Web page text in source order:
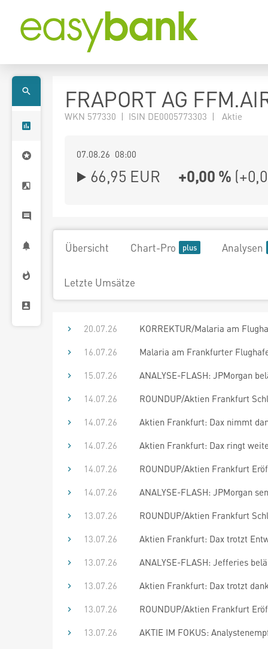
FRAPORT AG
WKN 577330 | ISIN DE0005773303 | Aktie
07.08.26 08:00
66,95 EUR +0,00 % (
Übersicht Chart-Pro Analysen
Letzte Umsätze
20.07.26
KORREKTUR/Malaria am
16.07.26
Malaria am Frankfurter
15.07.26
ANALYSE-FLASH: JPMorgan
14.07.26
ROUNDUP/Aktien Frankfurt
14.07.26
Aktien Frankfurt: Dax nimmt
14.07.26
Aktien Frankfurt: Dax ringt
14.07.26
ROUNDUP/Aktien Frankfurt
14.07.26
ANALYSE-FLASH: JPMorgan
13.07.26
ROUNDUP/Aktien Frankfurt
13.07.26
Aktien Frankfurt: Dax trotzt
13.07.26
ANALYSE-FLASH: Jefferies
13.07.26
Aktien Frankfurt: Dax trotzt
13.07.26
ROUNDUP/Aktien Frankfurt
13.07.26
AKTIE IM FOKUS: